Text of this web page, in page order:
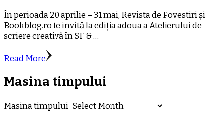
În perioada 20 aprilie – 31 mai, Revista de Povestiri și
Bookblog.ro te invită la ediția adoua a Atelierului de
scriere creativă în SF & …
Read More
Masina timpului
Masina timpului